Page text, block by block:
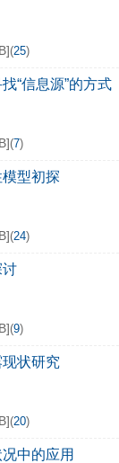
](25)
“信息源”的方式
](7)
型初探
](24)
讨
](9)
状研究
](20)
中的应用